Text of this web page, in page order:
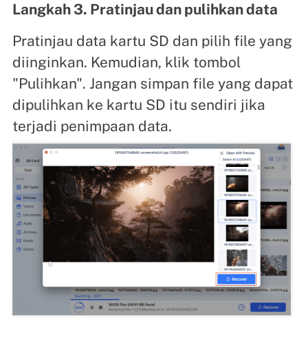
Langkah 3. Pratinjau dan pulihkan data
Pratinjau data kartu SD dan pilih file yang
diinginkan. Kemudian, klik tombol
"Pulihkan". Jangan simpan file yang dapat
dipulihkan ke kartu SD itu sendiri jika
terjadi penimpaan data.